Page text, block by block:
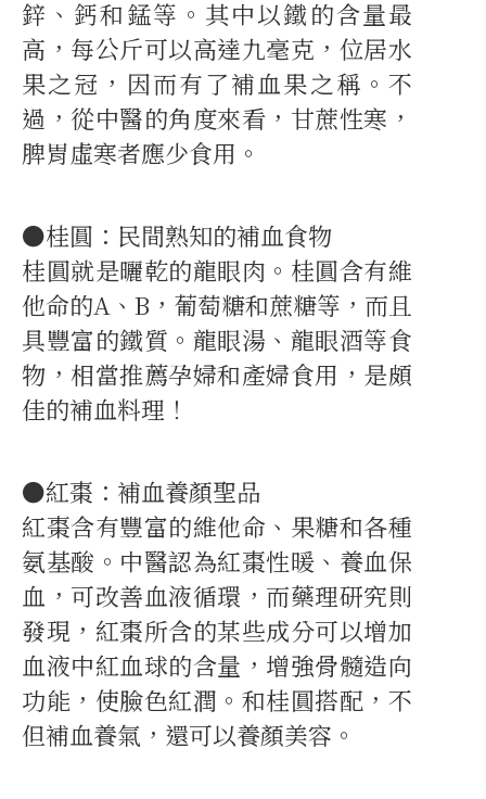
鋅、鈣和錳等。其中以鐵的含量最
高，每公斤可以高達九毫克，位居水
果之冠，因而有了補血果之稱。不
過，從中醫的角度來看，甘蔗性寒，
脾胃虛寒者應少食用。
●桂圓：民間熟知的補血食物
桂圓就是曬乾的龍眼肉。桂圓含有維
他命的A、B，葡萄糖和蔗糖等，而且
具豐富的鐵質。龍眼湯、龍眼酒等食
物，相當推薦孕婦和產婦食用，是頗
佳的補血料理！
●紅棗：補血養顏聖品
紅棗含有豐富的維他命、果糖和各種
氨基酸。中醫認為紅棗性暖、養血保
血，可改善血液循環，而藥理研究則
發現，紅棗所含的某些成分可以增加
血液中紅血球的含量，增強骨髓造向
功能，使臉色紅潤。和桂圓搭配，不
但補血養氣，還可以養顏美容。